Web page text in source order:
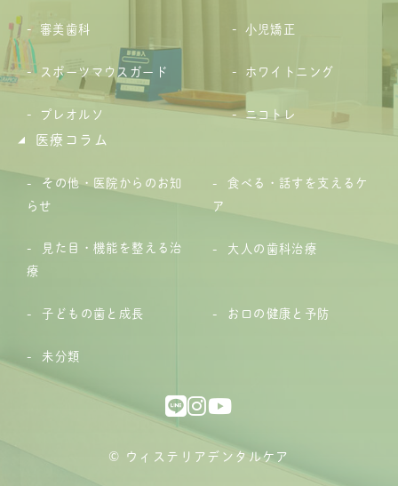
審美歯科 小児矯正
スポーツマウスガード ホワイトニング
プレオルソ ニコトレ
医療コラム
その他・医院からのお知
らせ
食べる・話すを支えるケ
ア
見た目・機能を整える治
療
大人の歯科治療
子どもの歯と成長 お口の健康と予防
未分類
© ウィステリアデンタルケア